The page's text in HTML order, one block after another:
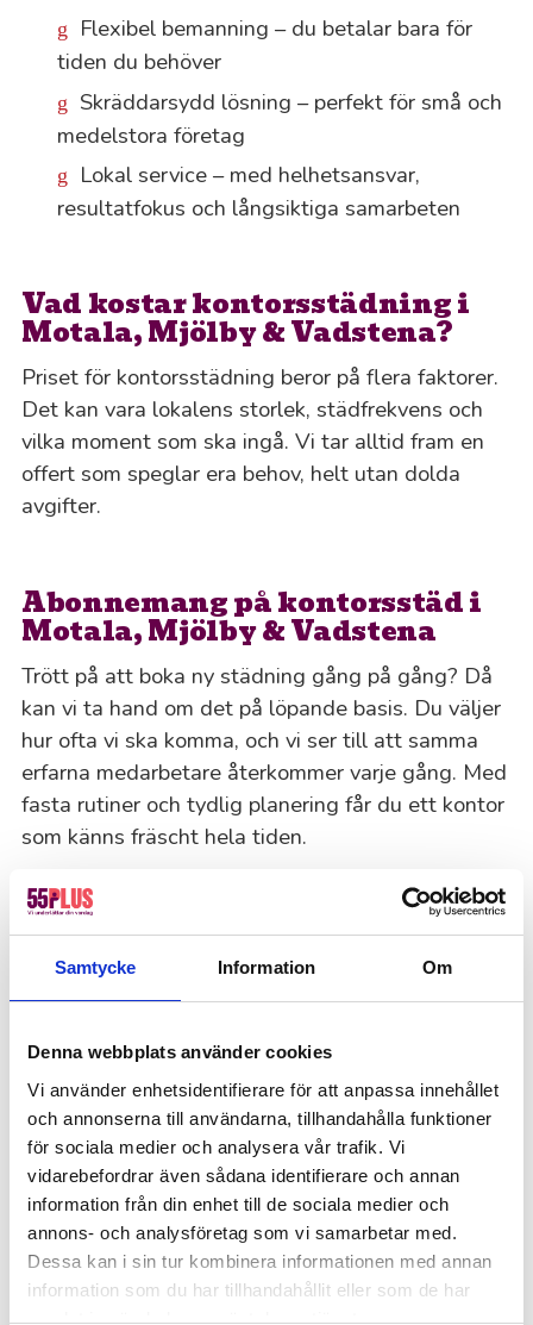
Samtycke Information Om
Denna webbplats använder cookies
Vi använder enhetsidentifierare för att anpassa innehållet
och annonserna till användarna, tillhandahålla funktioner
för sociala medier och analysera vår trafik. Vi
vidarebefordrar även sådana identifierare och annan
information från din enhet till de sociala medier och
annons- och analysföretag som vi samarbetar med.
Dessa kan i sin tur kombinera informationen med annan
information som du har tillhandahållit eller som de har
samlat in när du har använt deras tjänster.
Flexibel bemanning – du betalar bara för
tiden du behöver
Skräddarsydd lösning – perfekt för små och
medelstora företag
Lokal service – med helhetsansvar,
resultatfokus och långsiktiga samarbeten
Vad kostar kontorsstädning i
Motala, Mjölby & Vadstena?
Priset för kontorsstädning beror på flera faktorer.
Det kan vara lokalens storlek, städfrekvens och
vilka moment som ska ingå. Vi tar alltid fram en
offert som speglar era behov, helt utan dolda
avgifter.
Abonnemang på kontorsstäd i
Motala, Mjölby & Vadstena
Trött på att boka ny städning gång på gång? Då
kan vi ta hand om det på löpande basis. Du väljer
hur ofta vi ska komma, och vi ser till att samma
erfarna medarbetare återkommer varje gång. Med
fasta rutiner och tydlig planering får du ett kontor
som känns fräscht hela tiden.
Så tycker våra kunder i Motala,
Mjölby & Vadstena
Vi har 4,5 på Trustpilot! Bli lika nöjd som tusentals
Offertförfrågan
Kanske du behöver hjälp med detta också?
Fastighetsskötsel
Kontorsstädning
Värdar, informatörer & bemanning